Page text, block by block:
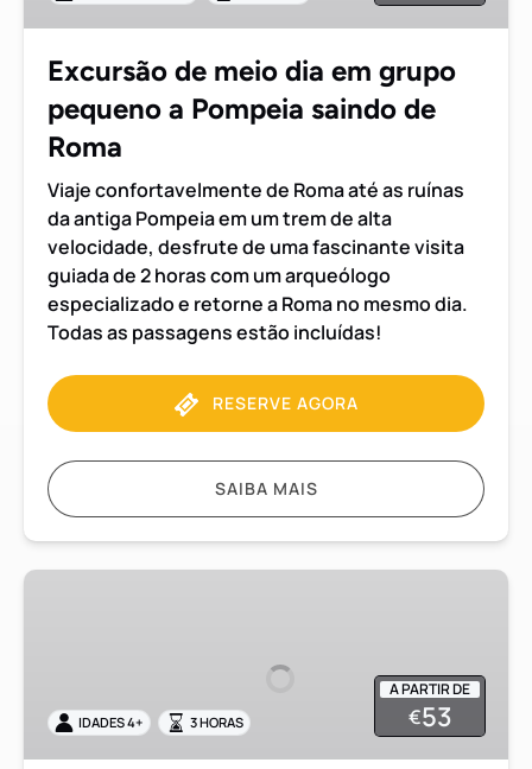
pequeno
Pompeia
saindo
Roma
Excursão de meio dia em grupo
pequeno a Pompeia saindo de
Roma
Viaje confortavelmente de Roma até as ruínas
da antiga Pompeia em um trem de alta
velocidade, desfrute de uma fascinante visita
guiada de 2 horas com um arqueólogo
especializado e retorne a Roma no mesmo dia.
Todas as passagens estão incluídas!
RESERVE AGORA
SAIBA MAIS
Excursão
Vesúvio
a
A PARTIR DE
€53
IDADES 4+ 3 HORAS